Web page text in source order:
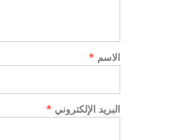
الاسم *
البريد الإلكتروني *